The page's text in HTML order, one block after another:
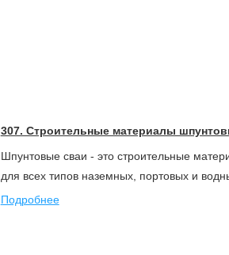
307. Строительные материалы
Шпунтовые сваи - это строительные
для всех типов наземных, портовых и
Подробнее